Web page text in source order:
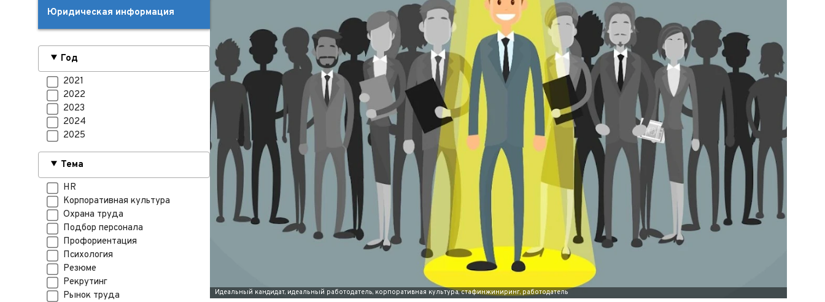
Юридическая информация
Год
2021
2022
2023
2024
2025
Тема
HR
Корпоративная культура
Охрана труда
Подбор персонала
Профориентация
Психология
Резюме
Рекрутинг
Рынок труда